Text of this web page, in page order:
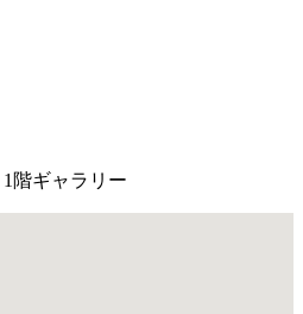
1階ギャラリー